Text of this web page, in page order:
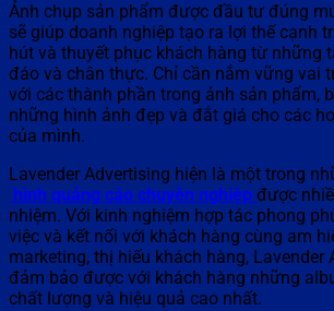
Ảnh chụp sản phẩm được đầu tư đúng
sẽ giúp doanh nghiệp tạo ra lợi thế cạnh
hút và thuyết phục khách hàng từ những
đáo và chân thực. Chỉ cần nắm vững vai
với các thành phần trong ảnh sản phẩm,
những hình ảnh đẹp và đắt giá cho các
của mình.
Lavender Advertising hiện là một trong
hình quảng cáo chuyên nghiệp được
nhiệm. Với kinh nghiệm hợp tác phong
việc và kết nối với khách hàng cùng am
marketing, thị hiếu khách hàng, Lavender
đảm bảo được với khách hàng những
chất lượng và hiệu quả cao nhất.